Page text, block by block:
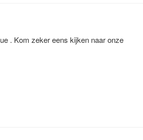
. Kom zeker eens kijken naar onze